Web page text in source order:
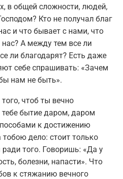
в общей сложности, людей,
Кто не получал благ
и что бывает с нами, что
А между тем все ли
ли благодарят? Есть даже
себе спрашивать: «Зачем
нам не быть».
чтоб ты вечно
бытие даром, даром
к достижению
тобою дело: стоит только
того. Говоришь: «Да у
болезни, напасти». Что
к стяжанию вечного